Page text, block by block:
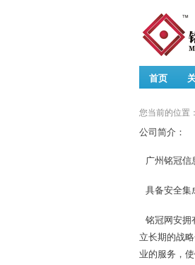
首页
您当前的位置：
公司简介：
广州铭冠信
具备安全集
铭冠网安拥
立长期的战
业的服务，